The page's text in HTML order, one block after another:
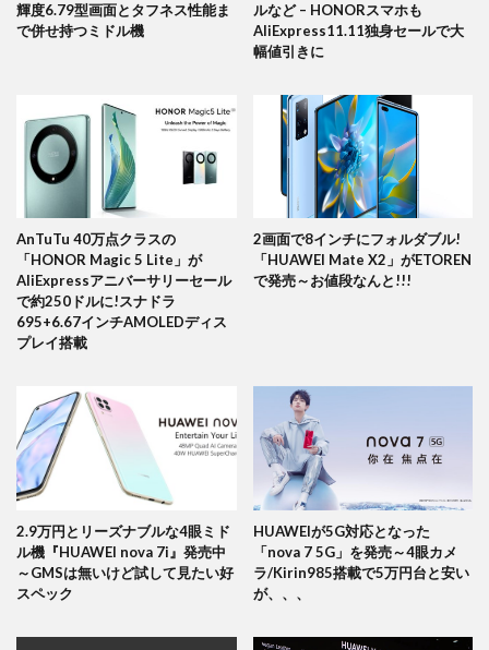
輝度6.79型画面とタフネス性能ま
で併せ持つミドル機
ルなど – HONORスマホも
AliExpress11.11独身セールで大
幅値引きに
AnTuTu 40万点クラスの
「HONOR Magic 5 Lite」が
AliExpressアニバーサリーセール
で約250ドルに!スナドラ
695+6.67インチAMOLEDディス
プレイ搭載
2画面で8インチにフォルダブル!
「HUAWEI Mate X2」がETOREN
で発売～お値段なんと!!!
2.9万円とリーズナブルな4眼ミド
ル機『HUAWEI nova 7i』発売中
～GMSは無いけど試して見たい好
スペック
HUAWEIが5G対応となった
「nova 7 5G」を発売～4眼カメ
ラ/Kirin985搭載で5万円台と安い
が、、、